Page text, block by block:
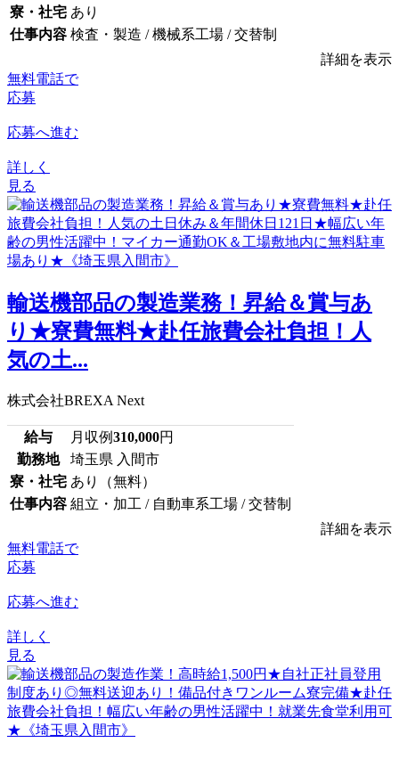
寮・社宅 あり
仕事内容 検査・製造 / 機械系工場 / 交替制
詳細を表示
無料電話で
応募
応募へ進む
詳しく
見る
輸送機部品の製造業務！昇給＆賞与あ
り★寮費無料★赴任旅費会社負担！人
気の土...
株式会社BREXA Next
給与 月収例310,000円
勤務地
埼玉県 入間市
寮・社宅 あり（無料）
仕事内容 組立・加工 / 自動車系工場 / 交替制
詳細を表示
無料電話で
応募
応募へ進む
詳しく
見る